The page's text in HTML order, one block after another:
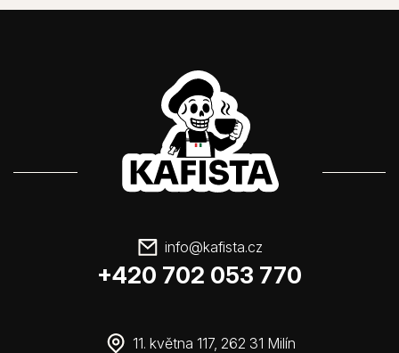
info@kafista.cz
+420 702 053 770
11. května 117, 262 31 Milín